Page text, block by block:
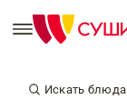
Искать блюда